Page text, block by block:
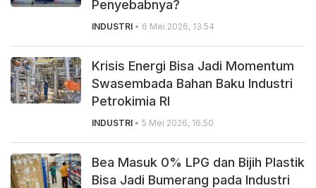
Penyebabnya?
INDUSTRI • 6 Mei 2026, 13.54
Krisis Energi Bisa Jadi Momentum
Swasembada Bahan Baku Industri
Petrokimia RI
INDUSTRI • 5 Mei 2026, 16.50
Bea Masuk 0% LPG dan Bijih Plastik
Bisa Jadi Bumerang pada Industri